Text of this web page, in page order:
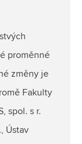
proměnné
změny je
Fakulty
spol. s r.
Ústav